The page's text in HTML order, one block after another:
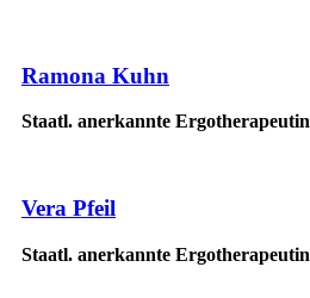
Ramona Kuhn
Staatl. anerkannte Ergotherapeutin
Vera Pfeil
Staatl. anerkannte Ergotherapeutin